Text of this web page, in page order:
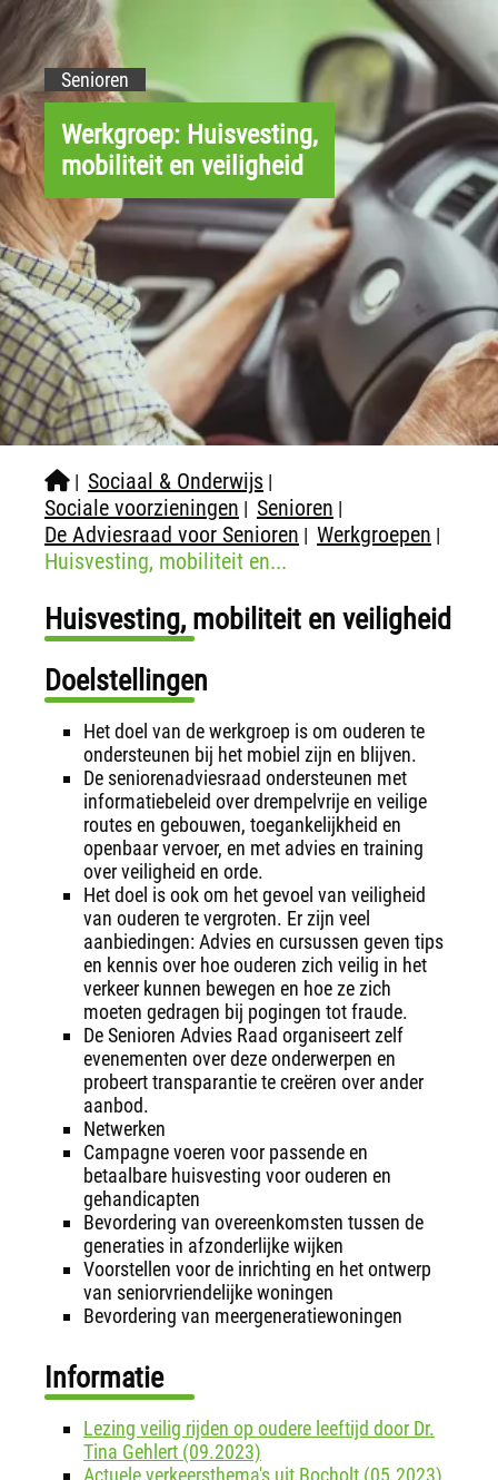
Senioren
Werkgroep: Huisvesting,
mobiliteit en veiligheid
| Sociaal & Onderwijs |
Sociale voorzieningen | Senioren |
De Adviesraad voor Senioren | Werkgroepen |
Huisvesting, mobiliteit en...
Huisvesting, mobiliteit en veiligheid
Doelstellingen
Het doel van de werkgroep is om ouderen te
ondersteunen bij het mobiel zijn en blijven.
De seniorenadviesraad ondersteunen met
informatiebeleid over drempelvrije en veilige
routes en gebouwen, toegankelijkheid en
openbaar vervoer, en met advies en training
over veiligheid en orde.
Het doel is ook om het gevoel van veiligheid
van ouderen te vergroten. Er zijn veel
aanbiedingen: Advies en cursussen geven tips
en kennis over hoe ouderen zich veilig in het
verkeer kunnen bewegen en hoe ze zich
moeten gedragen bij pogingen tot fraude.
De Senioren Advies Raad organiseert zelf
evenementen over deze onderwerpen en
probeert transparantie te creëren over ander
aanbod.
Netwerken
Campagne voeren voor passende en
betaalbare huisvesting voor ouderen en
gehandicapten
Bevordering van overeenkomsten tussen de
generaties in afzonderlijke wijken
Voorstellen voor de inrichting en het ontwerp
van seniorvriendelijke woningen
Bevordering van meergeneratiewoningen
Informatie
Lezing veilig rijden op oudere leeftijd door Dr.
Tina Gehlert (09.2023)
Actuele verkeersthema's uit Bocholt (05.2023)